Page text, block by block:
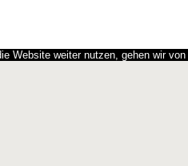
Website weiter nutzen, gehen wir